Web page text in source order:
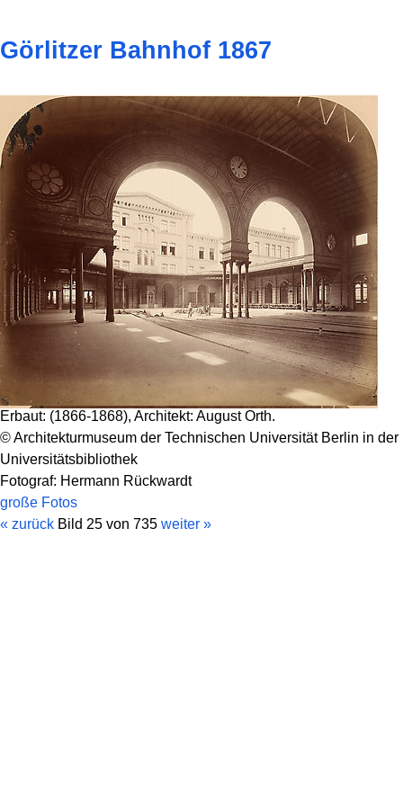
Görlitzer Bahnhof 1867
Erbaut: (1866-1868), Architekt: August Orth.
© Architekturmuseum der Technischen Universität Berlin in der
Universitätsbibliothek
Fotograf: Hermann Rückwardt
große Fotos
« zurück Bild 25 von 735 weiter »